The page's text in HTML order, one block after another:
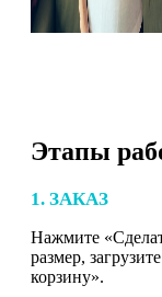
Этапы
1. ЗАКАЗ
Нажмите
размер,
корзину».